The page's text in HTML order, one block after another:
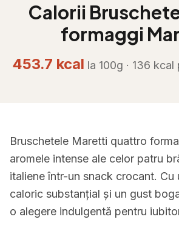
Calorii
formaggi
453.7 kcal la 100g · 136 kcal
Bruschetele Maretti quattro
aromele intense ale celor patru
italiene într-un snack crocant. Cu
caloric substanțial și un gust
o alegere indulgentă pentru